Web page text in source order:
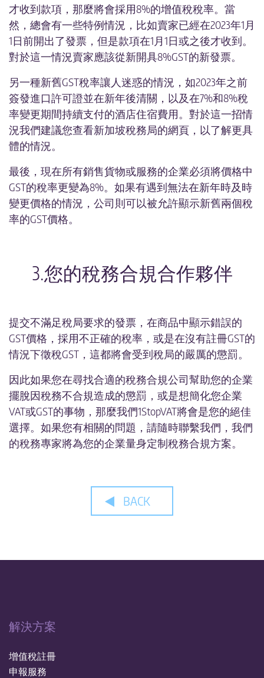
才收到款項，那麼將會採用8%的增值稅稅率。當
然，總會有一些特例情況，比如賣家已經在2023年1月
1日前開出了發票，但是款項在1月1日或之後才收到。
對於這一情況賣家應該從新開具8%GST的新發票。
另一種新舊GST稅率讓人迷惑的情況，如2023年之前
簽發進口許可證並在新年後清關，以及在7%和8%稅
率變更期間持續支付的酒店住宿費用。對於這一招情
況我們建議您查看新加坡稅務局的網頁，以了解更具
體的情況。
最後，現在所有銷售貨物或服務的企業必須將價格中
GST的稅率更變為8%。如果有遇到無法在新年時及時
變更價格的情況，公司則可以被允許顯示新舊兩個稅
率的GST價格。
3.您的稅務合規合作夥伴
提交不滿足稅局要求的發票，在商品中顯示錯誤的
GST價格，採用不正確的稅率，或是在沒有註冊GST的
情況下徵稅GST，這都將會受到稅局的嚴厲的懲罰。
因此如果您在尋找合適的稅務合規公司幫助您的企業
擺脫因稅務不合規造成的懲罰，或是想簡化您企業
VAT或GST的事物，那麼我們1StopVAT將會是您的絕佳
選擇。如果您有相關的問題，請隨時聯繫我們，我們
的稅務專家將為您的企業量身定制稅務合規方案。
BACK
解決方案
增值稅註冊
申報服務